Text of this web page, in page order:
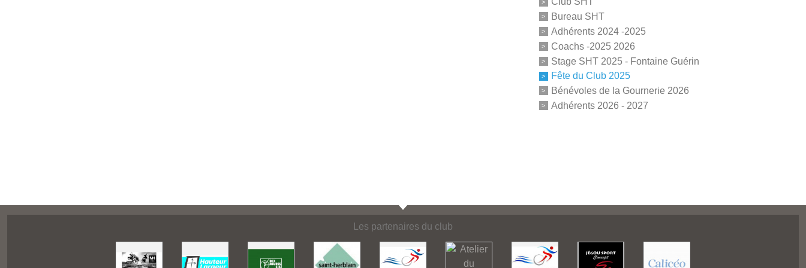
Bureau SHT
Adhérents 2024 -2025
Coachs -2025 2026
Stage SHT 2025 - Fontaine Guérin
Fête du Club 2025
Bénévoles de la Gournerie 2026
Adhérents 2026 - 2027
Les partenaires du club